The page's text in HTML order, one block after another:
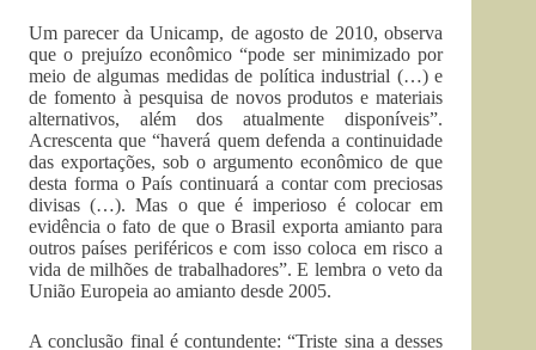
Um parecer da Unicamp, de agosto de 2010, observa
que o prejuízo econômico “pode ser minimizado por
meio de algumas medidas de política industrial (…) e
de fomento à pesquisa de novos produtos e materiais
alternativos, além dos atualmente disponíveis”.
Acrescenta que “haverá quem defenda a continuidade
das exportações, sob o argumento econômico de que
desta forma o País continuará a contar com preciosas
divisas (…). Mas o que é imperioso é colocar em
evidência o fato de que o Brasil exporta amianto para
outros países periféricos e com isso coloca em risco a
vida de milhões de trabalhadores”. E lembra o veto da
União Europeia ao amianto desde 2005.
A conclusão final é contundente: “Triste sina a desses